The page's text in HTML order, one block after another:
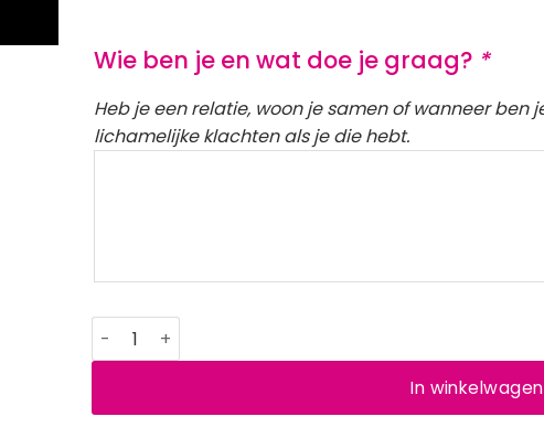
Wie ben je en wat doe je graag? *
Heb je een relatie, woon je samen of wanneer ben
lichamelijke klachten als je die hebt.
Normale opdracht aantal
In winkelwagen